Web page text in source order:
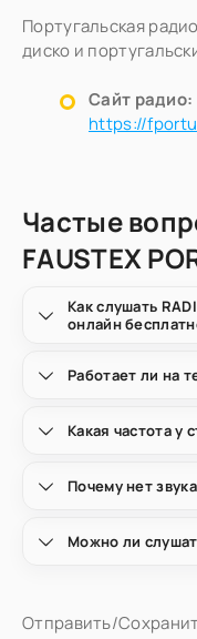
Португальская
диско и
Сайт радио:
https://
Частые
FAUSTEX
Как слушать
онлайн
Работает ли на
Какая частота у
Почему нет
Можно ли
Отправить/